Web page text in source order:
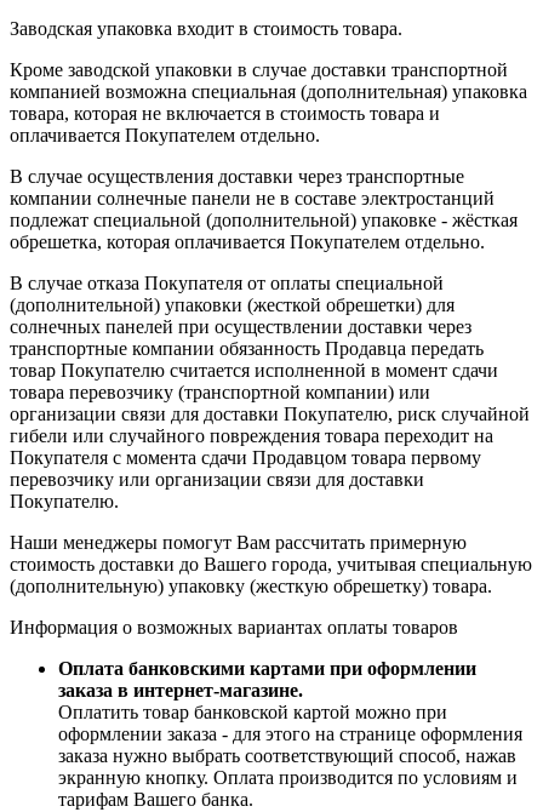
Заводская упаковка входит в стоимость товара.
Кроме заводской упаковки в случае доставки транспортной
компанией возможна специальная (дополнительная) упаковка
товара, которая не включается в стоимость товара и
оплачивается Покупателем отдельно.
В случае осуществления доставки через транспортные
компании солнечные панели не в составе электростанций
подлежат специальной (дополнительной) упаковке - жёсткая
обрешетка, которая оплачивается Покупателем отдельно.
В случае отказа Покупателя от оплаты специальной
(дополнительной) упаковки (жесткой обрешетки) для
солнечных панелей при осуществлении доставки через
транспортные компании обязанность Продавца передать
товар Покупателю считается исполненной в момент сдачи
товара перевозчику (транспортной компании) или
организации связи для доставки Покупателю, риск случайной
гибели или случайного повреждения товара переходит на
Покупателя с момента сдачи Продавцом товара первому
перевозчику или организации связи для доставки
Покупателю.
Наши менеджеры помогут Вам рассчитать примерную
стоимость доставки до Вашего города, учитывая специальную
(дополнительную) упаковку (жесткую обрешетку) товара.
Информация о возможных вариантах оплаты товаров
Оплата банковскими картами при оформлении
заказа в интернет-магазине.
Оплатить товар банковской картой можно при
оформлении заказа - для этого на странице оформления
заказа нужно выбрать соответствующий способ, нажав
экранную кнопку. Оплата производится по условиям и
тарифам Вашего банка.